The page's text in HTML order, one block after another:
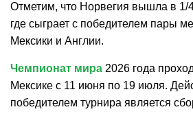
Отметим, что Норвегия вышла в 1/
где сыграет с победителем пары
Мексики и Англии.
Чемпионат мира 2026 года
Мексике с 11 июня по 19 июля.
победителем турнира является